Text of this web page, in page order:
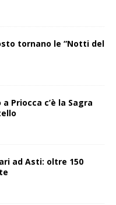
tornano le “Notti del
Priocca c’è la Sagra
ad Asti: oltre 150